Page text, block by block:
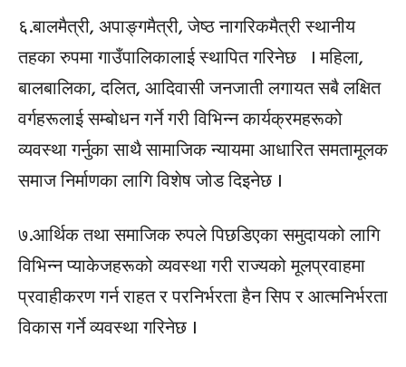
६.बालमैत्री, अपाङ्गमैत्री, जेष्ठ नागरिकमैत्री स्थानीय
तहका रुपमा गाउँपालिकालाई स्थापित गरिनेछ । महिला,
बालबालिका, दलित, आदिवासी जनजाती लगायत सबै लक्षित
वर्गहरूलाई सम्बोधन गर्ने गरी विभिन्न कार्यक्रमहरूको
व्यवस्था गर्नुका साथै सामाजिक न्यायमा आधारित समतामूलक
समाज निर्माणका लागि विशेष जोड दिइनेछ ।
७.आर्थिक तथा समाजिक रुपले पिछडिएका समुदायको लागि
विभिन्न प्याकेजहरूको व्यवस्था गरी राज्यको मूलप्रवाहमा
प्रवाहीकरण गर्न राहत र परनिर्भरता हैन सिप र आत्मनिर्भरता
विकास गर्ने व्यवस्था गरिनेछ ।